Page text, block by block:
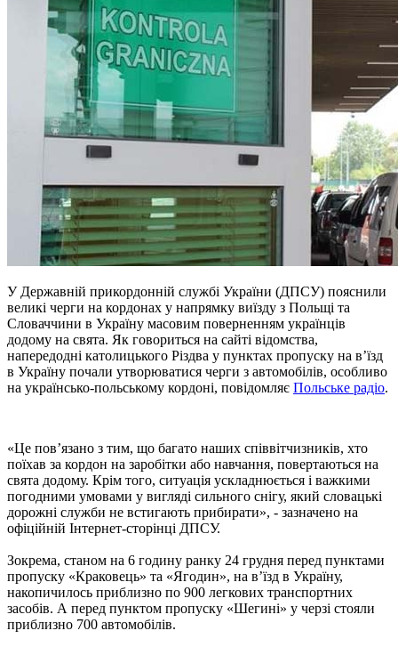
У Державній прикордонній службі України (ДПСУ) пояснили
великі черги на кордонах у напрямку виїзду з Польщі та
Словаччини в Україну масовим поверненням українців
додому на свята. Як говориться на сайті відомства,
напередодні католицького Різдва у пунктах пропуску на в’їзд
в Україну почали утворюватися черги з автомобілів, особливо
на українсько-польському кордоні, повідомляє Польське радіо.
«Це пов’язано з тим, що багато наших співвітчизників, хто
поїхав за кордон на заробітки або навчання, повертаються на
свята додому. Крім того, ситуація ускладнюється і важкими
погодними умовами у вигляді сильного снігу, який словацькі
дорожні служби не встигають прибирати», - зазначено на
офіційній Інтернет-сторінці ДПСУ.
Зокрема, станом на 6 годину ранку 24 грудня перед пунктами
пропуску «Краковець» та «Ягодин», на в’їзд в Україну,
накопичилось приблизно по 900 легкових транспортних
засобів. А перед пунктом пропуску «Шегині» у черзі стояли
приблизно 700 автомобілів.